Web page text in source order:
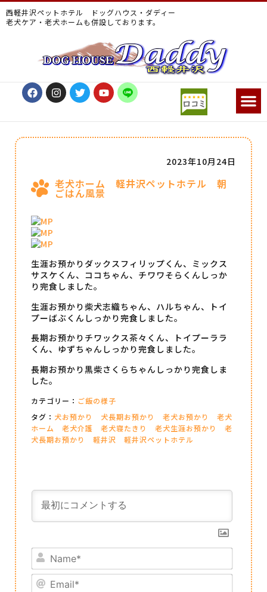
西軽井沢ペットホテル ドッグハウス・ダディー
老犬ケア・老犬ホームも併設しております。
老犬ホーム 軽井沢ペットホテル 朝
ごはん風景
2023年10月24日
生涯お預かりダックスフィリップくん、ミックス
サスケくん、ココちゃん、チワワそらくんしっか
り完食しました。
生涯お預かり柴犬志織ちゃん、ハルちゃん、トイ
プーばぶくんしっかり完食しました。
長期お預かりチワックス茶々くん、トイプーララ
くん、ゆずちゃんしっかり完食しました。
長期お預かり黒柴さくらちゃんしっかり完食しま
した。
カテゴリー： ご飯の様子
タグ： 犬お預かり 犬長期お預かり 老犬お預かり
老犬
ホーム
老犬介護 老犬寝たきり 老犬生涯お預かり
老
犬長期お預かり
軽井沢 軽井沢ペットホテル
Name*
Email*